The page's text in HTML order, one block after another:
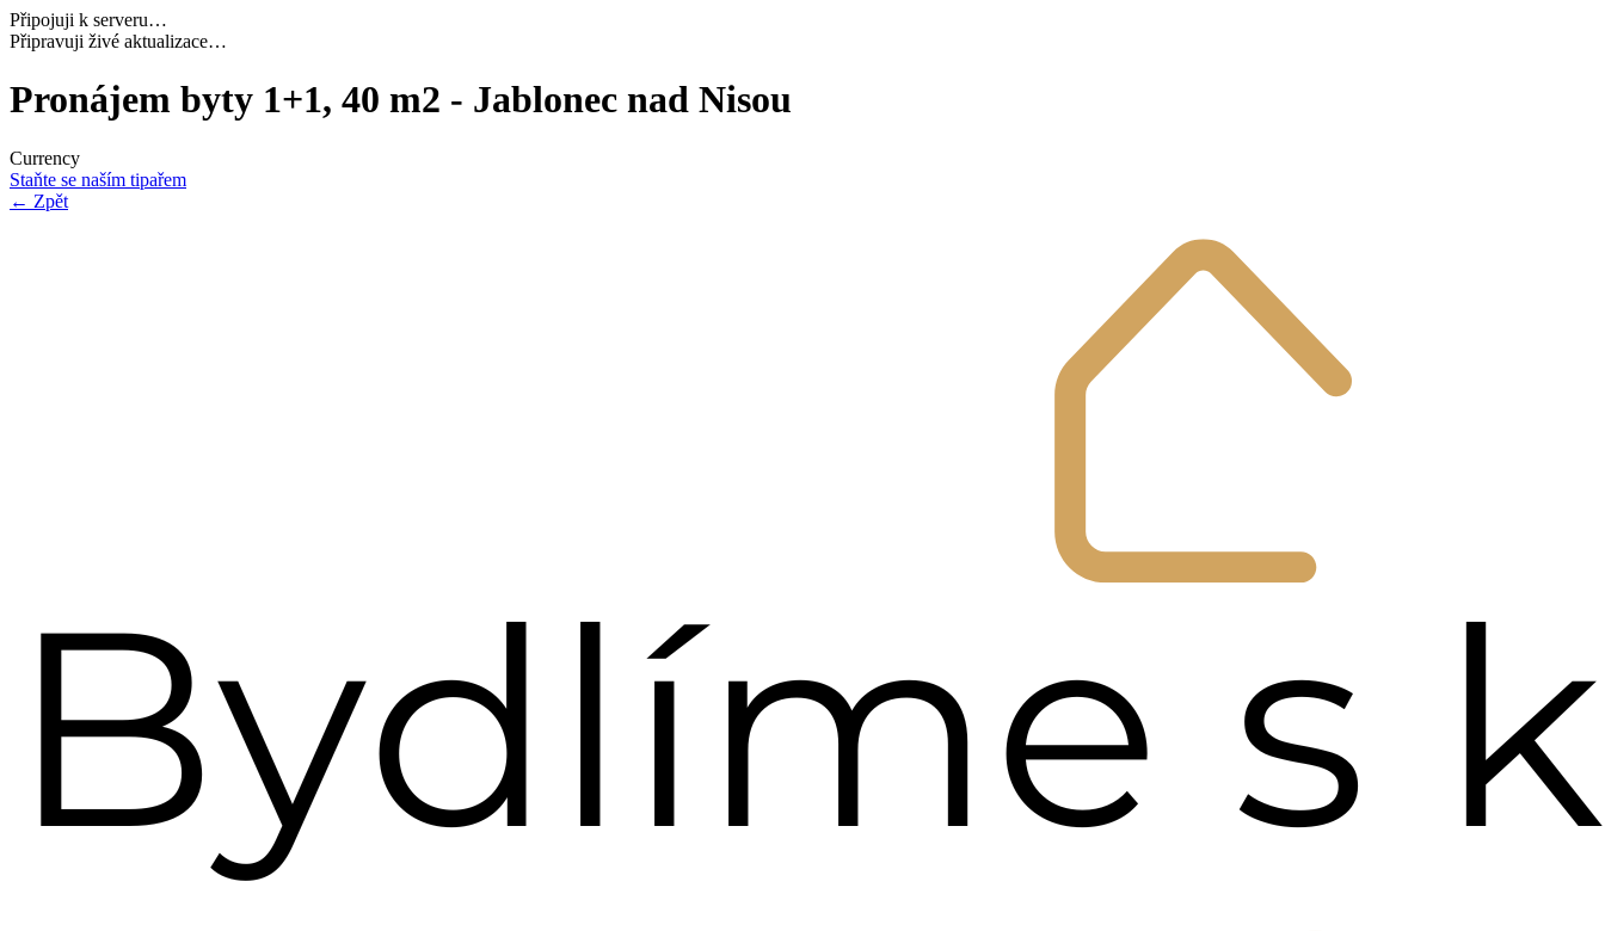
Připojuji k serveru…
Načítám potřebná data…
Pronájem byty 1+1, 40 m2 - Jablonec nad Nisou
Currency
Staňte se naším tipařem
← Zpět